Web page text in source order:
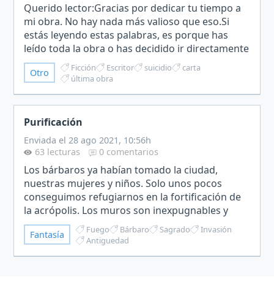
Querido lector:Gracias por dedicar tu tiempo a
mi obra. No hay nada más valioso que eso.Si
estás leyendo estas palabras, es porque has
leído toda la obra o has decidido ir directamente
aquí. No te culpo, incluso si yo fuera tú, me la
habría s…
Otro Ficción Escritor suicidio
carta
última obra
Purificación
Enviada el 28 ago 2021, 10:56h
63 lecturas
0 comentarios
Los bárbaros ya habían tomado la ciudad,
nuestras mujeres y niños. Solo unos pocos
conseguimos refugiarnos en la fortificación de
la acrópolis. Los muros son inexpugnables y
teníamos víveres para 6 meses. Estanterías de
conocimiento que debía…
Fantasía Fuego Bárbaro Sagrado
Invasión
Antiguedad